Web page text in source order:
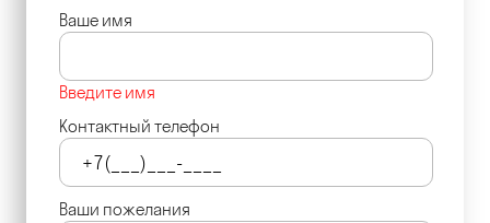
Ваше имя
Введите имя
Контактный телефон
Ваши пожелания